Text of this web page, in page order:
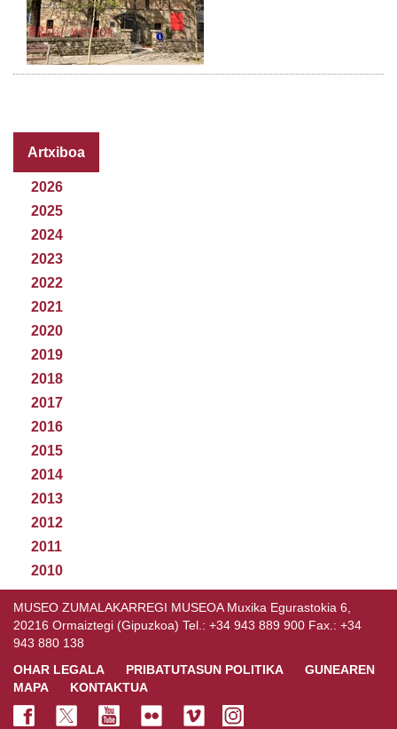
Artxiboa
2026
2025
2024
2023
2022
2021
2020
2019
2018
2017
2016
2015
2014
2013
2012
2011
2010
MUSEO ZUMALAKARREGI MUSEOA Muxika Egurastokia 6,
20216 Ormaiztegi (Gipuzkoa) Tel.: +34 943 889 900 Fax.: +34
943 880 138
OHAR LEGALA
PRIBATUTASUN POLITIKA
GUNEAREN
MAPA
KONTAKTUA